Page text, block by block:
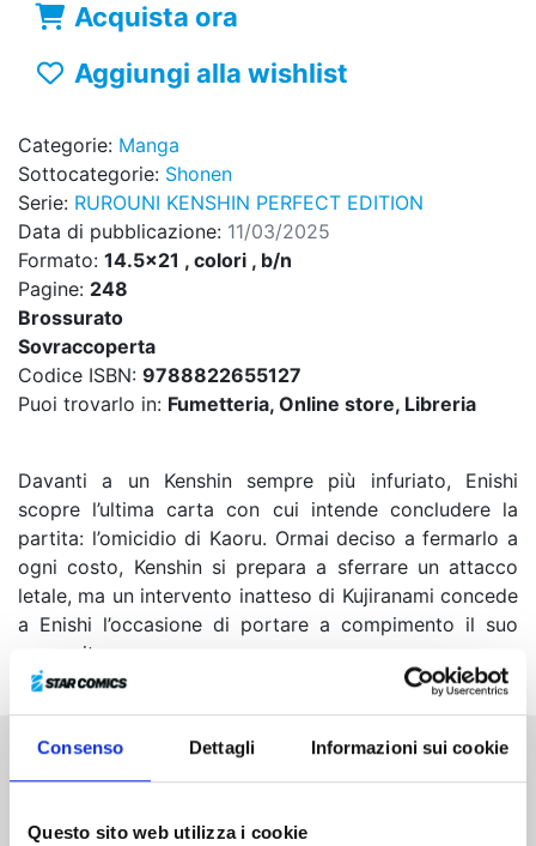
Consenso Dettagli Informazioni sui cookie
Questo sito web utilizza i cookie
Acquista ora
Aggiungi alla wishlist
Categorie: Manga
Sottocategorie: Shonen
Serie: RUROUNI KENSHIN PERFECT EDITION
Data di pubblicazione: 11/03/2025
Formato: 14.5x21 , colori , b/n
Pagine: 248
Brossurato
Sovraccoperta
Codice ISBN: 9788822655127
Puoi trovarlo in: Fumetteria, Online store, Libreria
Davanti a un Kenshin sempre più infuriato, Enishi
scopre l’ultima carta con cui intende concludere la
partita: l’omicidio di Kaoru. Ormai deciso a fermarlo a
ogni costo, Kenshin si prepara a sferrare un attacco
letale, ma un intervento inatteso di Kujiranami concede
a Enishi l’occasione di portare a compimento il suo
proposito...
Altri volumi della serie